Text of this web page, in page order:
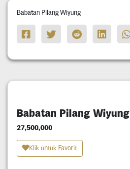
Babatan Pilang Wiyung
Babatan Pilang Wiyung
27,500,000
Klik untuk Favorit